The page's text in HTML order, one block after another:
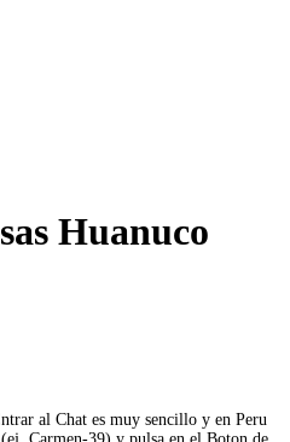
Huanuco
al Chat es muy sencillo y en Peru